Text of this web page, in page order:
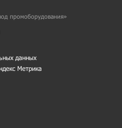
промоборудования»
данных
Метрика